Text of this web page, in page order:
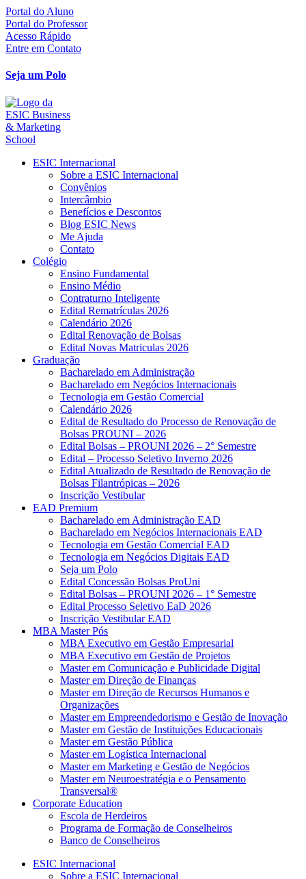
Ir
para
o
conteúdo
Portal do Aluno
Portal do Professor
Acesso Rápido
Entre em Contato
Seja um Polo
ESIC Internacional
Sobre a ESIC Internacional
Convênios
Intercâmbio
Benefícios e Descontos
Blog ESIC News
Me Ajuda
Contato
Colégio
Ensino Fundamental
Ensino Médio
Contraturno Inteligente
Edital Rematrículas 2026
Calendário 2026
Edital Renovação de Bolsas
Edital Novas Matriculas 2026
Graduação
Bacharelado em Administração
Bacharelado em Negócios Internacionais
Tecnologia em Gestão Comercial
Calendário 2026
Edital de Resultado do Processo de Renovação de
Bolsas PROUNI – 2026
Edital Bolsas – PROUNI 2026 – 2° Semestre
Edital – Processo Seletivo Inverno 2026
Edital Atualizado de Resultado de Renovação de
Bolsas Filantrópicas – 2026
Inscrição Vestibular
EAD Premium
Bacharelado em Administração EAD
Bacharelado em Negócios Internacionais EAD
Tecnologia em Gestão Comercial EAD
Tecnologia em Negócios Digitais EAD
Seja um Polo
Edital Concessão Bolsas ProUni
Edital Bolsas – PROUNI 2026 – 1° Semestre
Edital Processo Seletivo EaD 2026
Inscrição Vestibular EAD
MBA Master Pós
MBA Executivo em Gestão Empresarial
MBA Executivo em Gestão de Projetos
Master em Comunicação e Publicidade Digital
Master em Direção de Finanças
Master em Direção de Recursos Humanos e
Organizações
Master em Empreendedorismo e Gestão de Inovação
Master em Gestão de Instituições Educacionais
Master em Gestão Pública
Master em Logística Internacional
Master em Marketing e Gestão de Negócios
Master em Neuroestratégia e o Pensamento
Transversal®
Corporate Education
Escola de Herdeiros
Programa de Formação de Conselheiros
Banco de Conselheiros
ESIC Internacional
Sobre a ESIC Internacional